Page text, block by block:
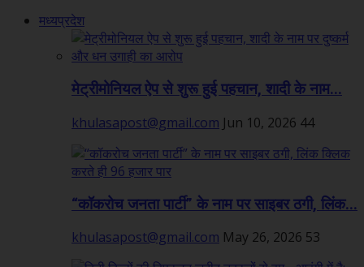
मध्यप्रदेश
मेट्रीमोनियल ऐप से शुरू हुई पहचान, शादी के नाम...
khulasapost@gmail.com Jun 10, 2026 44
“कॉकरोच जनता पार्टी” के नाम पर साइबर ठगी, लिंक...
khulasapost@gmail.com May 26, 2026 53